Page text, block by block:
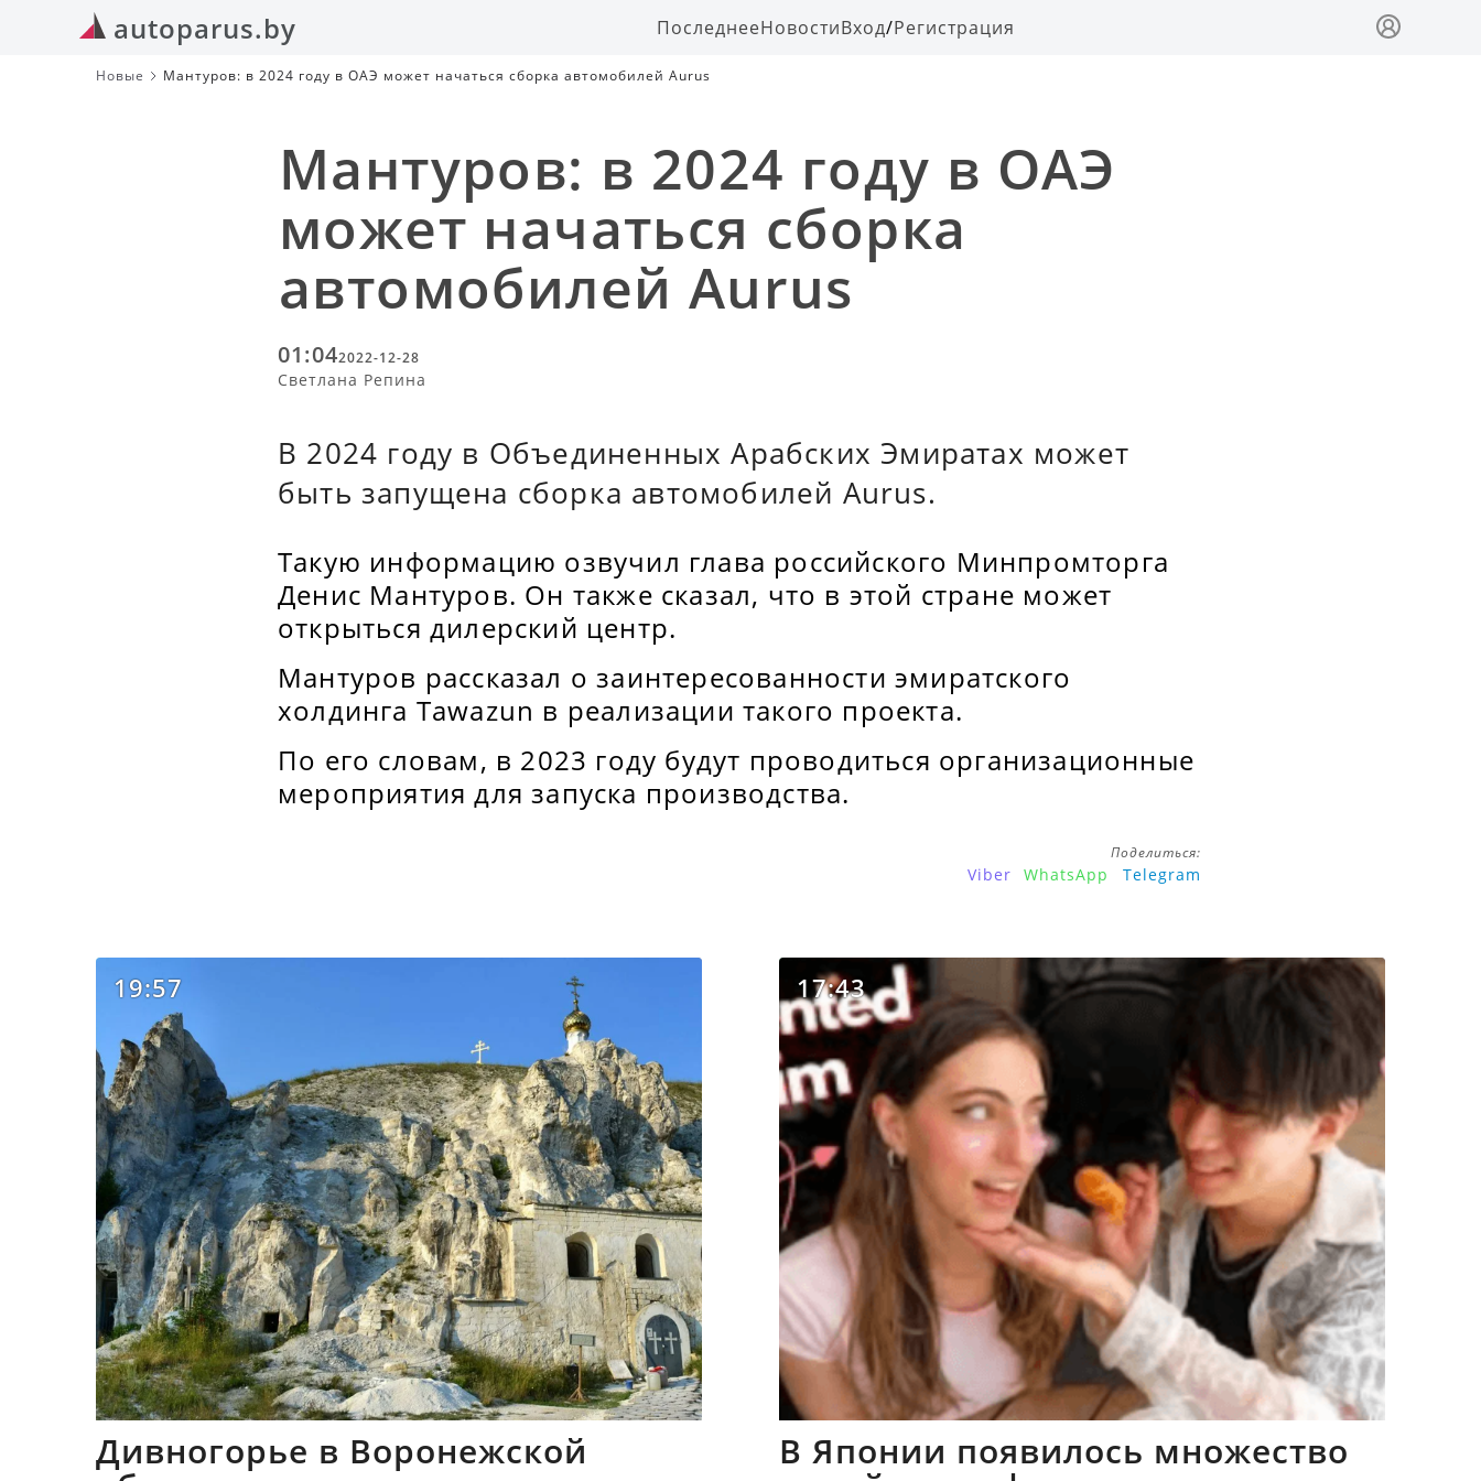
autoparus.by ПоследнееНовостиВход/Регистрация
Новые Мантуров: в 2024 году в ОАЭ может начаться сборка автомобилей Aurus
Мантуров: в 2024 году в ОАЭ
может начаться сборка
автомобилей Aurus
01:042022-12-28
Светлана Репина
В 2024 году в Объединенных Арабских Эмиратах может
быть запущена сборка автомобилей Aurus.
Такую информацию озвучил глава российского Минпромторга
Денис Мантуров. Он также сказал, что в этой стране может
открыться дилерский центр.
Мантуров рассказал о заинтересованности эмиратского
холдинга Tawazun в реализации такого проекта.
По его словам, в 2023 году будут проводиться организационные
мероприятия для запуска производства.
Поделиться:
Viber WhatsApp Telegram
19:57
Дивногорье в Воронежской
17:43
В Японии появилось множество